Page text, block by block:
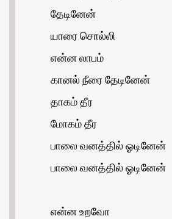
தேடினேன்
யாரை சொல்லி
என்ன லாபம்
கானல் நீரை தேடினேன்
தாகம் தீர
மோகம் தீர
பாலை வனத்தில் ஓடினேன்
பாலை வனத்தில் ஓடினேன்
என்ன உறவோ